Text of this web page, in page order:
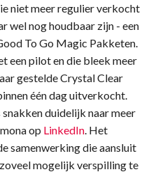
niet meer regulier verkocht
wel nog houdbaar zijn - een
To Go Magic Pakketen.
een pilot en die bleek meer
gestelde Crystal Clear
één dag uitverkocht.
duidelijk naar meer
op LinkedIn . Het
samenwerking die aansluit
mogelijk verspilling te